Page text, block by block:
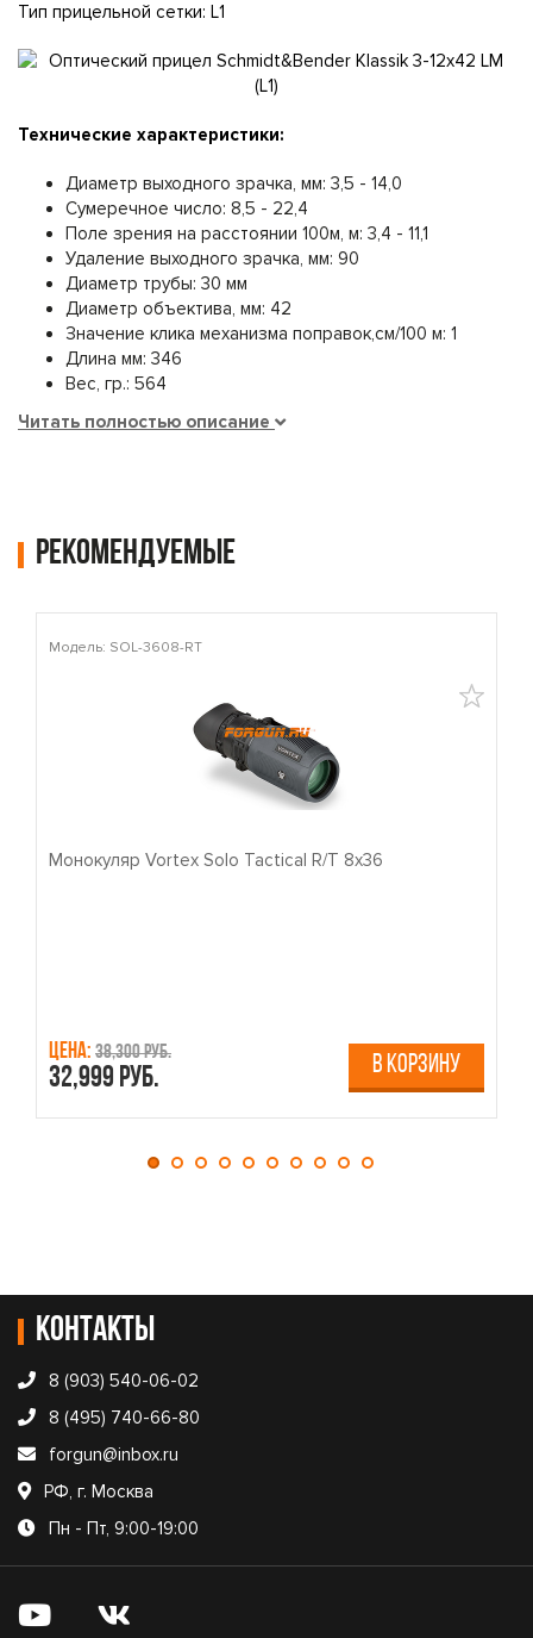
Тип прицельной сетки: L1
Технические характеристики:
Диаметр выходного зрачка, мм: 3,5 - 14,0
Сумеречное число: 8,5 - 22,4
Поле зрения на расстоянии 100м, м: 3,4 - 11,1
Удаление выходного зрачка, мм: 90
Диаметр трубы: 30 мм
Диаметр объектива, мм: 42
Значение клика механизма поправок,см/100 м: 1
Длина мм: 346
Вес, гр.: 564
Читать полностью описание
Рекомендуемые
Модель: SOL-3608-RT
Монокуляр Vortex Solo Tactical R/T 8x36
Цена: 38,300 руб.
32,999 руб. В КОРЗИНУ
Контакты
8 (903) 540-06-02
8 (495) 740-66-80
forgun@inbox.ru
РФ, г. Москва
Пн - Пт, 9:00-19:00